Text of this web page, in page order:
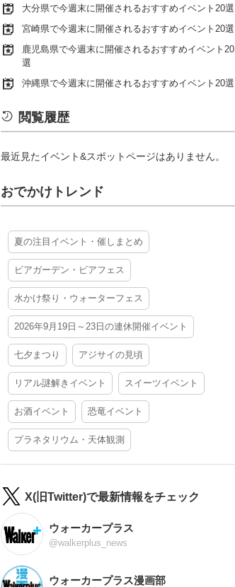
大分県で今週末に開催されるおすすめイベント20選
宮崎県で今週末に開催されるおすすめイベント20選
鹿児島県で今週末に開催されるおすすめイベント20
選
沖縄県で今週末に開催されるおすすめイベント20選
閲覧履歴
最近見たイベント&スポットページはありません。
おでかけトレンド
夏の注目イベント・催しまとめ
ビアガーデン・ビアフェス
水かけ祭り・ウォーターフェス
2026年9月19日～23日の連休開催イベント
七夕まつり アジサイの見頃
リアル謎解きイベント スイーツイベント
お酒イベント 恐竜イベント
プラネタリウム・天体観測
X(旧Twitter)で最新情報をチェック
ウォーカープラス
@walkerplus_news
ウォーカープラス漫画部